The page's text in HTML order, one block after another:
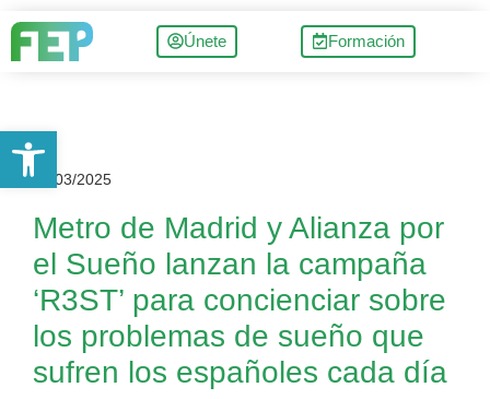
Únete Formación
17/03/2025
Metro de Madrid y Alianza por
el Sueño lanzan la campaña
‘R3ST’ para concienciar sobre
los problemas de sueño que
sufren los españoles cada día
Abrir barra de herramientas